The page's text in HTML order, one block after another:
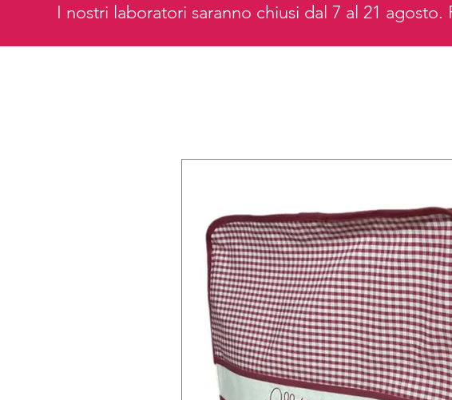
I nostri laboratori saranno chiusi dal 7 al 21